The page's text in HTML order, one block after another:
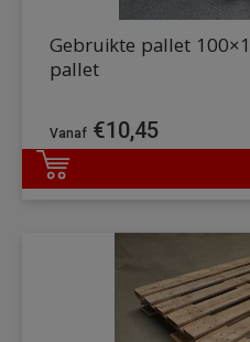
Gebruikte pallet
pallet
€10,45